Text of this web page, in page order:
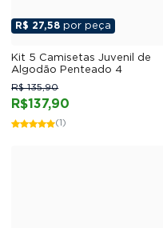
R$ 27,58 por peça
Kit 5 Camisetas Juvenil de
Algodão Penteado 4
R$137,90
R$ 135,90
(1)